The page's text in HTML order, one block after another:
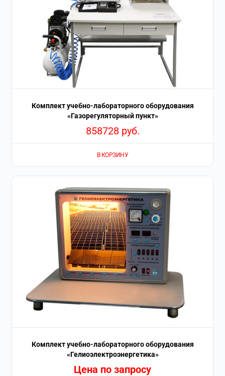
Комплект учебно-лабораторного оборудования
«Газорегуляторный пункт»
858728 руб.
В КОРЗИНУ
Комплект учебно-лабораторного оборудования
«Гелиоэлектроэнергетика»
Цена по запросу